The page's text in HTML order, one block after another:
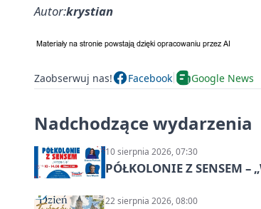
Autor:krystian
Zaobserwuj nas! Facebook Google News
Nadchodzące wydarzenia
10 sierpnia 2026, 07:30
PÓŁKOLONIE Z SENSEM
22 sierpnia 2026, 08:00